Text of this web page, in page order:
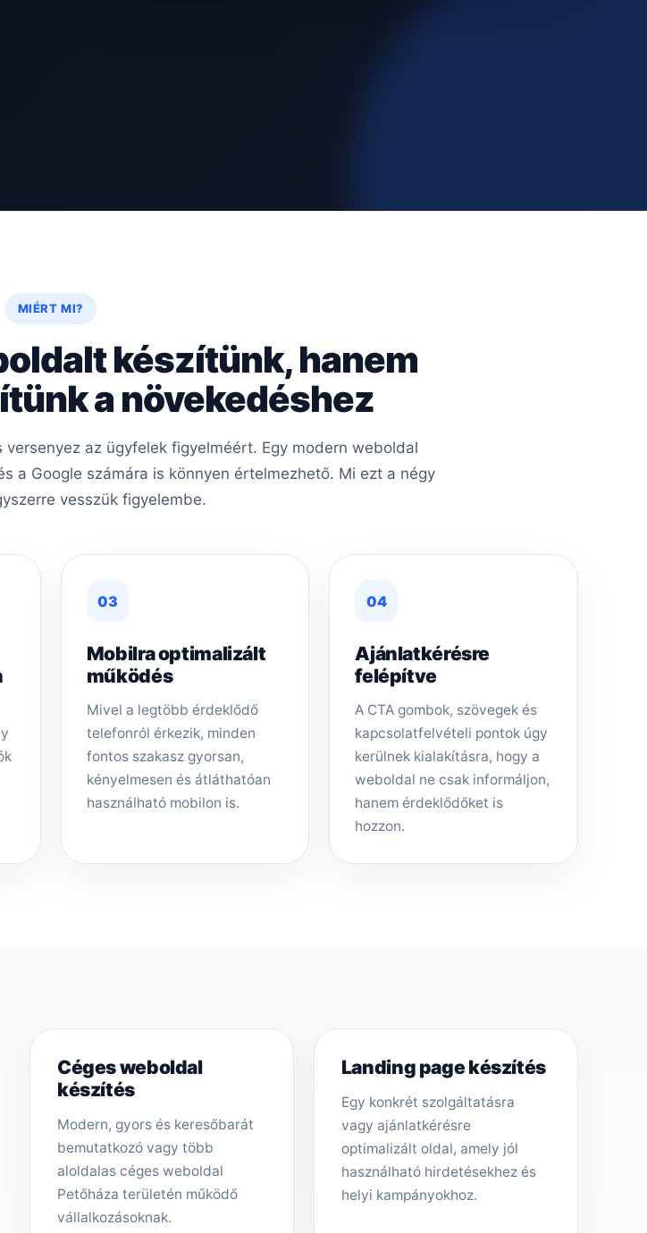
MIÉRT MI?
készítünk, hanem
a növekedéshez
az ügyfelek figyelméért. Egy modern weboldal
a Google számára is könnyen értelmezhető. Mi ezt a négy
vesszük figyelembe.
03
Mobilra optimalizált
működés
Mivel a legtöbb érdeklődő
telefonról érkezik, minden
fontos szakasz gyorsan,
kényelmesen és átláthatóan
használható mobilon is.
04
Ajánlatkérésre
felépítve
A CTA gombok, szövegek és
kapcsolatfelvételi pontok úgy
kerülnek kialakításra, hogy a
weboldal ne csak informáljon,
hanem érdeklődőket is
hozzon.
Céges weboldal
készítés
Modern, gyors és keresőbarát
bemutatkozó vagy több
aloldalas céges weboldal
Petőháza területén működő
vállalkozásoknak.
Landing page készítés
Egy konkrét szolgáltatásra
vagy ajánlatkérésre
optimalizált oldal, amely jól
használható hirdetésekhez és
helyi kampányokhoz.